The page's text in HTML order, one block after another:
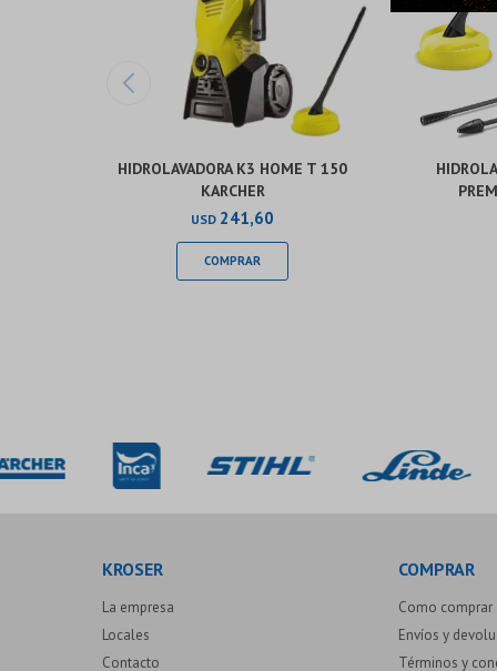
HIDROLAVADORA K3 HOME T 150
KARCHER
USD 241,60
KROSER
La empresa
Locales
Contacto
COMPRAR
Como comprar
Envíos y
Términos y